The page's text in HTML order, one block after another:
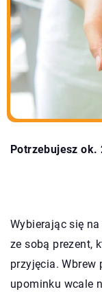
Potrzebujesz ok.
Wybierając się
ze sobą prezent,
przyjęcia. Wbrew
upominku wcale